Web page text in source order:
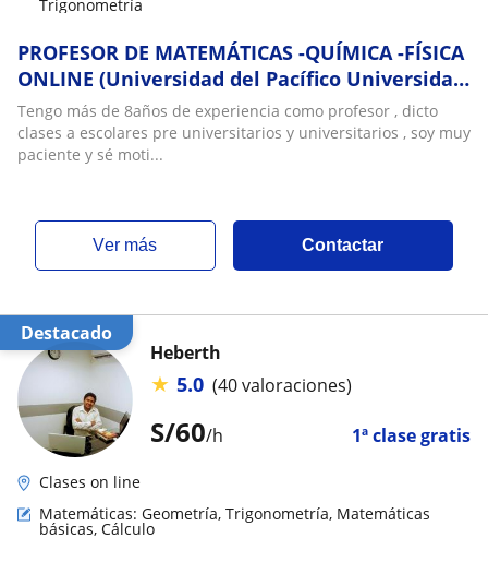
Trigonometría
PROFESOR DE MATEMÁTICAS -QUÍMICA -FÍSICA
ONLINE (Universidad del Pacífico Universidad
de Lima Pucp y Cayetano )
Tengo más de 8años de experiencia como profesor , dicto
clases a escolares pre universitarios y universitarios , soy muy
paciente y sé moti...
ver más Contactar
Destacado
S/60/h 1ª clase gratis
Heberth
★ 5.0 (40 valoraciones)
Clases on line
Matemáticas: Geometría, Trigonometría, Matemáticas
básicas, Cálculo